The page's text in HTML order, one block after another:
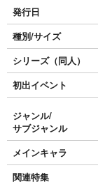
発行日
種別/サイズ
シリーズ（同人）
初出イベント
ジャンル/
サブジャンル
メインキャラ
関連特集